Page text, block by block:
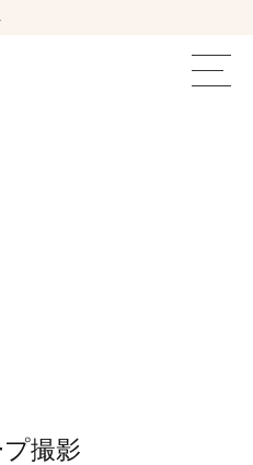
食フォト | 圧倒的
撮影